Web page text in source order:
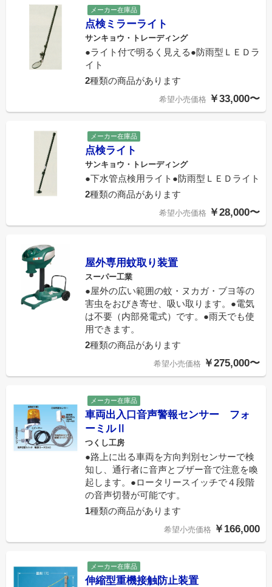
メーカー在庫品
点検ミラーライト
サンキョウ・トレーディング
●ライト付で明るく見える●防雨型ＬＥＤラ
イト
2種類の商品があります
希望小売価格 ￥33,000〜
メーカー在庫品
点検ライト
サンキョウ・トレーディング
●下水管点検用ライト●防雨型ＬＥＤライト
2種類の商品があります
希望小売価格 ￥28,000〜
屋外専用蚊取り装置
スーパー工業
●屋外の広い範囲の蚊・ヌカガ・ブヨ等の
害虫をおびき寄せ、吸い取ります。●電気
は不要（内部発電式）です。●雨天でも使
用できます。
2種類の商品があります
希望小売価格 ￥275,000〜
メーカー在庫品
車両出入口音声警報センサー フォ
ーミルⅡ
つくし工房
●路上に出る車両を方向判別センサーで検
知し、通行者に音声とブザー音で注意を喚
起します。●ロータリースイッチで４段階
の音声切替が可能です。
1種類の商品があります
希望小売価格 ￥166,000
メーカー在庫品
伸縮型重機接触防止装置